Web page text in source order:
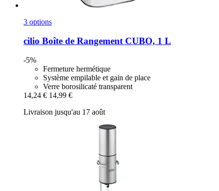
3 options
cilio Boîte de Rangement CUBO, 1 L
-5%
Fermeture hermétique
Système empilable et gain de place
Verre borosilicaté transparent
14,24 € 14,99 €
Livraison jusqu'au 17 août